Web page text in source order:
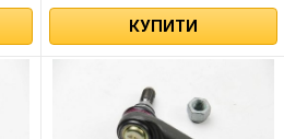
КУПИТИ